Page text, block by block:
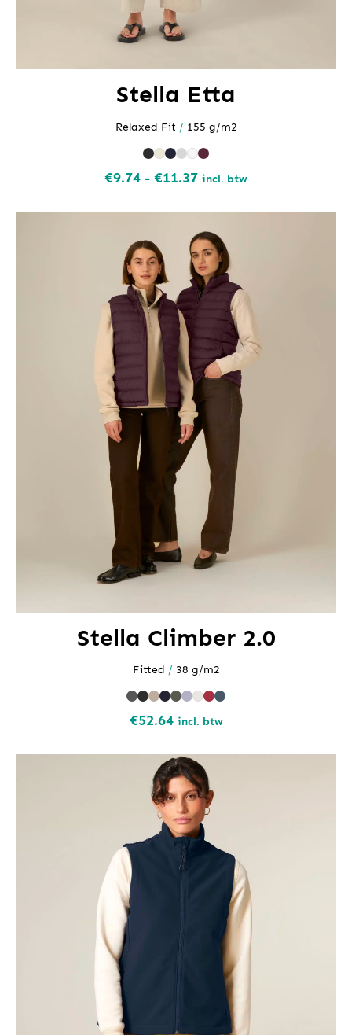
Stella Etta
Relaxed Fit / 155 g/m2
€9.74 - €11.37Prijsklasse:
€11.37
incl. btw
Stella Climber 2.0
Fitted / 38 g/m2
€52.64 incl. btw